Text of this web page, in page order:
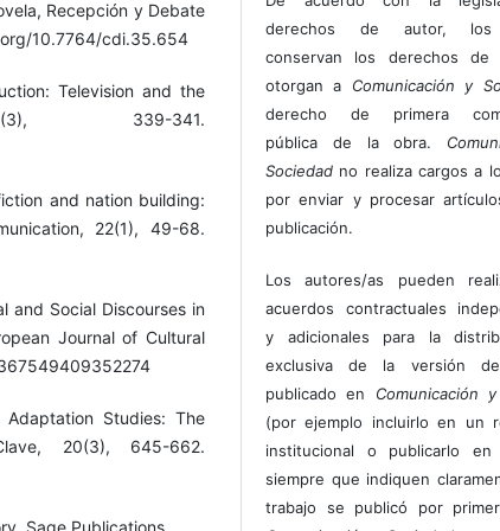
Recepción y Debate
10.7764/cdi.35.654
Television and the
339-341.
and nation building:
22(1), 49-68.
and Social Discourses in
Journal of Cultural
Studies: The
20(3), 645-662.
Sage Publications.
derechos de autor, los
conservan los derechos de
otorgan a Comunicación y
derecho de primera
pública de la obra.
Sociedad no realiza cargos a
por enviar y procesar
publicación.
Los autores/as pueden
acuerdos contractuales
y adicionales para la
exclusiva de la versión
publicado en Comunicación
(por ejemplo incluirlo en un
institucional o publicarlo
siempre que indiquen
trabajo se publicó por